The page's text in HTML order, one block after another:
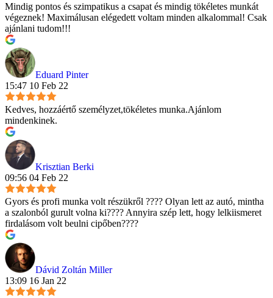
Mindig pontos és szimpatikus a csapat és mindig tökéletes munkát
végeznek! Maximálusan elégedett voltam minden alkalommal! Csak
ajánlani tudom!!!
Eduard Pinter
15:47 10 Feb 22
Kedves, hozzáértő személyzet,tökéletes munka.Ajánlom
mindenkinek.
Krisztian Berki
09:56 04 Feb 22
Gyors és profi munka volt részükről ???? Olyan lett az autó, mintha
a szalonból gurult volna ki???? Annyira szép lett, hogy lelkiismeret
firdalásom volt beulni cipőben????
Dávid Zoltán Miller
13:09 16 Jan 22